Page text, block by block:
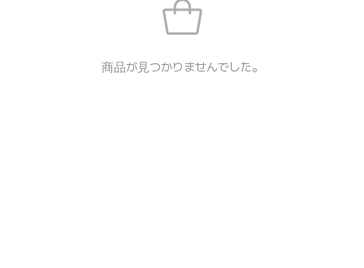
商品が見つかりませんでした。